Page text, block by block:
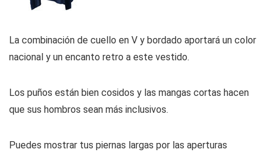
La combinación de cuello en V y bordado aportará un color
nacional y un encanto retro a este vestido.
Los puños están bien cosidos y las mangas cortas hacen
que sus hombros sean más inclusivos.
Puedes mostrar tus piernas largas por las aperturas